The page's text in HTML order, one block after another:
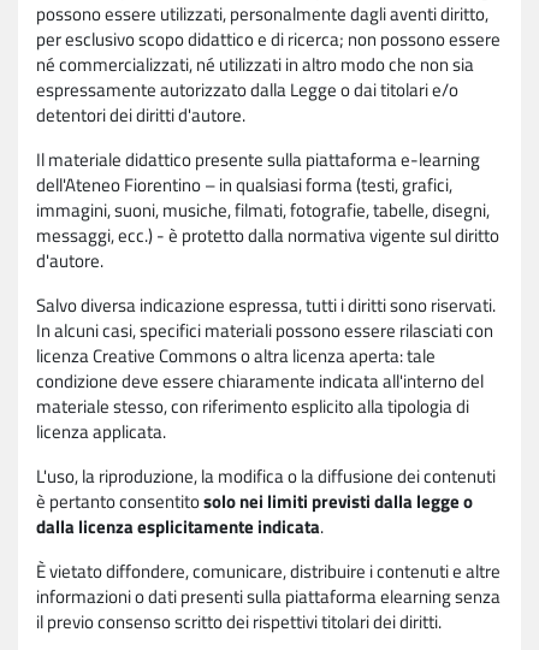
possono essere utilizzati, personalmente dagli aventi diritto,
per esclusivo scopo didattico e di ricerca; non possono essere
né commercializzati, né utilizzati in altro modo che non sia
espressamente autorizzato dalla Legge o dai titolari e/o
detentori dei diritti d'autore.
Il materiale didattico presente sulla piattaforma e-learning
dell'Ateneo Fiorentino – in qualsiasi forma (testi, grafici,
immagini, suoni, musiche, filmati, fotografie, tabelle, disegni,
messaggi, ecc.) - è protetto dalla normativa vigente sul diritto
d'autore.
Salvo diversa indicazione espressa, tutti i diritti sono riservati.
In alcuni casi, specifici materiali possono essere rilasciati con
licenza Creative Commons o altra licenza aperta: tale
condizione deve essere chiaramente indicata all'interno del
materiale stesso, con riferimento esplicito alla tipologia di
licenza applicata.
L'uso, la riproduzione, la modifica o la diffusione dei contenuti
è pertanto consentitosolo nei limiti previsti dalla legge o
dalla licenza esplicitamente indicata.
È vietato diffondere, comunicare, distribuire i contenuti e altre
informazioni o dati presenti sulla piattaforma elearning senza
il previo consenso scritto dei rispettivi titolari dei diritti.